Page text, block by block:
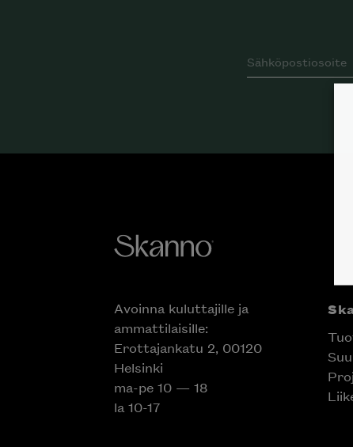
Avoinna kuluttajille ja
ammattilaisille:
Erottajankatu 2, 00120
Helsinki
ma-pe 10 — 18
la 10-17